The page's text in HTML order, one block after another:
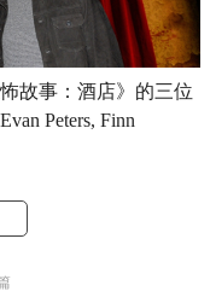
故事：酒店》的三位
Peters, Finn